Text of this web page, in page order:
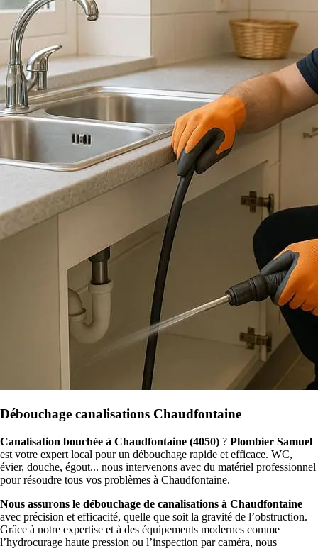
Débouchage canalisations Chaudfontaine
Canalisation bouchée à Chaudfontaine (4050) ? Plombier Samuel
est votre expert local pour un débouchage rapide et efficace. WC,
évier, douche, égout... nous intervenons avec du matériel professionnel
pour résoudre tous vos problèmes à Chaudfontaine.
Nous assurons le débouchage de canalisations à Chaudfontaine
avec précision et efficacité, quelle que soit la gravité de l’obstruction.
Grâce à notre expertise et à des équipements modernes comme
l’hydrocurage haute pression ou l’inspection par caméra, nous